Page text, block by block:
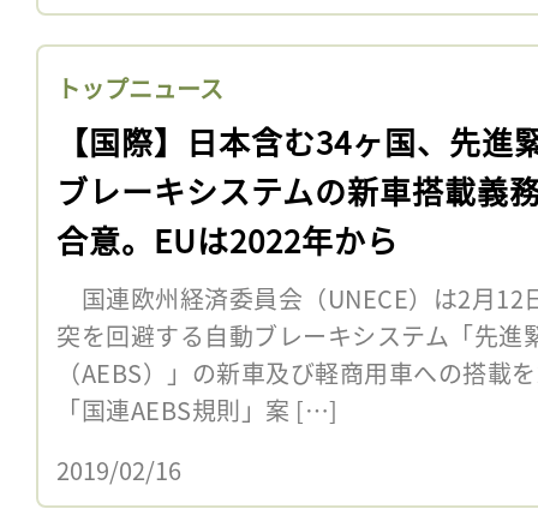
トップニュース
【国際】日本含む34ヶ国、先進
ブレーキシステムの新車搭載義
合意。EUは2022年から
国連欧州経済委員会（UNECE）は2月12
突を回避する自動ブレーキシステム「先進
（AEBS）」の新車及び軽商用車への搭載
「国連AEBS規則」案 […]
2019/02/16